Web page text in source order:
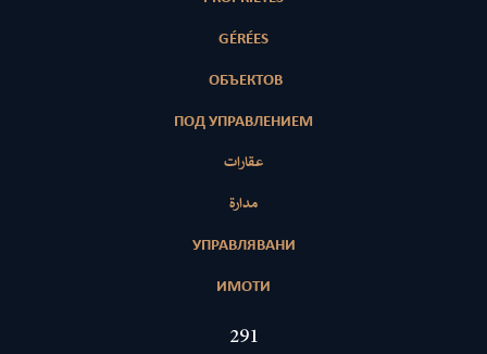
GÉRÉES
ОБЪЕКТОВ
ПОД УПРАВЛЕНИЕМ
عقارات
مدارة
УПРАВЛЯВАНИ
ИМОТИ
414